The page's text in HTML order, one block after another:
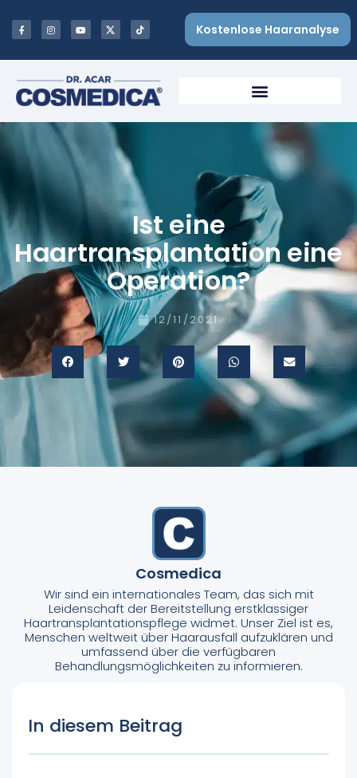
Kostenlose Haaranalyse
Ist eine
Haartransplantation eine
Operation?
12/11/2021
Cosmedica
Wir sind ein internationales Team, das sich mit
Leidenschaft der Bereitstellung erstklassiger
Haartransplantationspflege widmet. Unser Ziel ist es,
Menschen weltweit über Haarausfall aufzuklären und
umfassend über die verfügbaren
Behandlungsmöglichkeiten zu informieren.
In diesem Beitrag